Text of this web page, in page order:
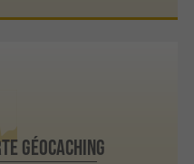
GÉOCACHING